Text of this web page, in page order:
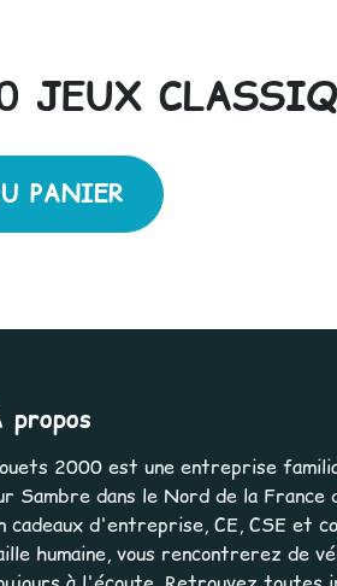
JEUX
PANIER
propos
2000 est une entreprise
Sambre dans le Nord de la France
cadeaux d'entreprise, CE, CSE et
humaine, vous rencontrerez de